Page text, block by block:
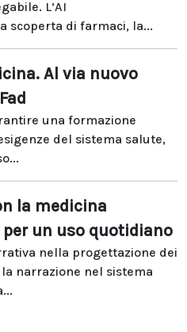
L’AI
scoperta di farmaci, la...
Al via nuovo
una formazione
del sistema salute,
la medicina
un uso quotidiano
nella progettazione dei
narrazione nel sistema